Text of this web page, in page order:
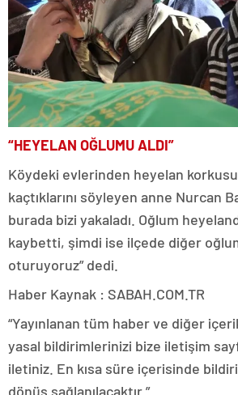
“HEYELAN OĞLUMU ALDI”
Köydeki evlerinden heyelan
kaçtıklarını söyleyen anne Nurcan
burada bizi yakaladı. Oğlum
kaybetti, şimdi ise ilçede diğer
oturuyoruz” dedi.
Haber Kaynak : SABAH.COM.TR
“Yayınlanan tüm haber ve diğer
yasal bildirimlerinizi bize iletişim
iletiniz. En kısa süre içerisinde
dönüş sağlanılacaktır.”